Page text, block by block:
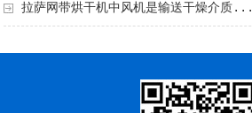
拉萨网带烘干机中风机是输送干燥介质...